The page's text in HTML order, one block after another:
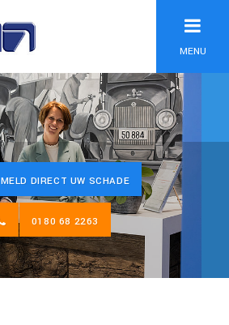
MENU
MELD DIRECT UW SCHADE
0180 68 2263